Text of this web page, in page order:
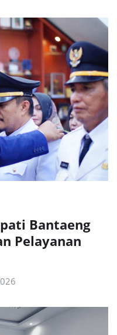
Bantaeng
Pelayanan